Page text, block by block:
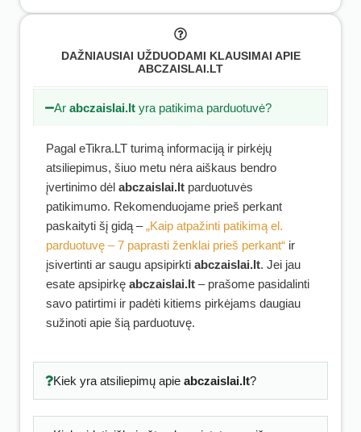
DAŽNIAUSIAI UŽDUODAMI KLAUSIMAI APIE
ABCZAISLAI.LT
Arabczaislai.lt yra patikima parduotuvė?
Pagal eTikra.LT turimą informaciją ir pirkėjų
atsiliepimus, šiuo metu nėra aiškaus bendro
įvertinimo dėl abczaislai.lt parduotuvės
patikimumo. Rekomenduojame prieš perkant
paskaityti šį gidą –„Kaip atpažinti patikimą el.
parduotuvę – 7 paprasti ženklai prieš perkant“ ir
įsivertinti ar saugu apsipirkti abczaislai.lt. Jei jau
esate apsipirkę abczaislai.lt – prašome pasidalinti
savo patirtimi ir padėti kitiems pirkėjams daugiau
sužinoti apie šią parduotuvę.
Kiek yra atsiliepimų apie abczaislai.lt?